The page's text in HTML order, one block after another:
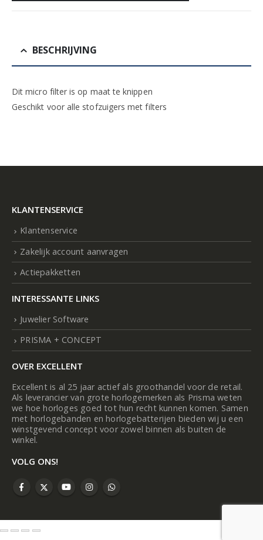
BESCHRIJVING
Dit micro filter is op maat te knippen
Geschikt voor alle stofzuigers met filters
KLANTENSERVICE
Klantenservice
Zakelijk account aanvragen
Actiepakketten
INTERESSANTE LINKS
Juwelier Software
PRISMA + CONCEPT
OVER EXCELLENT
Excellent is al 25 jaar actief als groothandel voor de retail.
Als leverancier van grote horlogemerken als Prisma weten
we hoe horloges goed tot hun recht kunnen komen. Samen
met horlogebanden en horlogebatterijen bieden wij u een
winstgevend concept voor zowel binnen als buiten de
winkel.
VOLG ONS!